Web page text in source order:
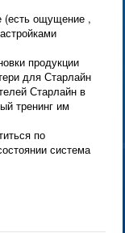
ощущение ,
продукции
для Старлайн
Старлайн в
тренинг им
по
система